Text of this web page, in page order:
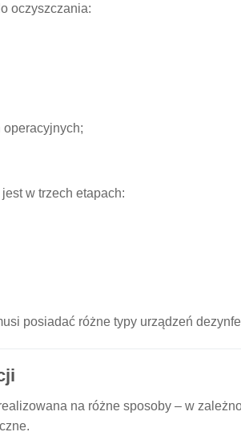
oczyszczania:
w trzech etapach:
posiadać różne typy urządzeń
na różne sposoby – w